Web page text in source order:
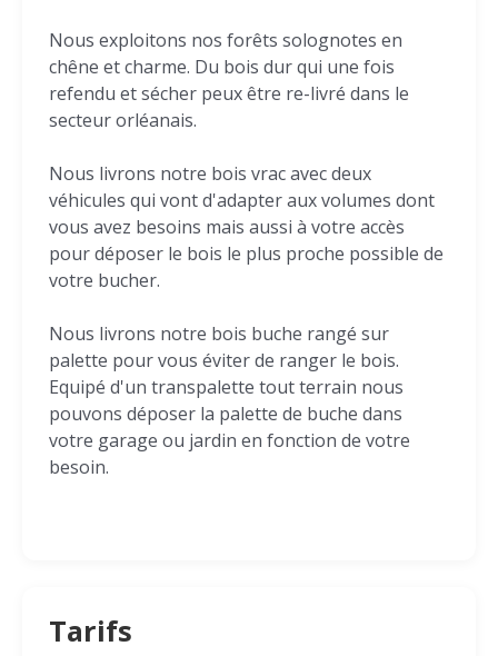
Nous exploitons nos forêts solognotes en
chêne et charme. Du bois dur qui une fois
refendu et sécher peux être re-livré dans le
secteur orléanais.
Nous livrons notre bois vrac avec deux
véhicules qui vont d'adapter aux volumes dont
vous avez besoins mais aussi à votre accès
pour déposer le bois le plus proche possible de
votre bucher.
Nous livrons notre bois buche rangé sur
palette pour vous éviter de ranger le bois.
Equipé d'un transpalette tout terrain nous
pouvons déposer la palette de buche dans
votre garage ou jardin en fonction de votre
besoin.
Tarifs